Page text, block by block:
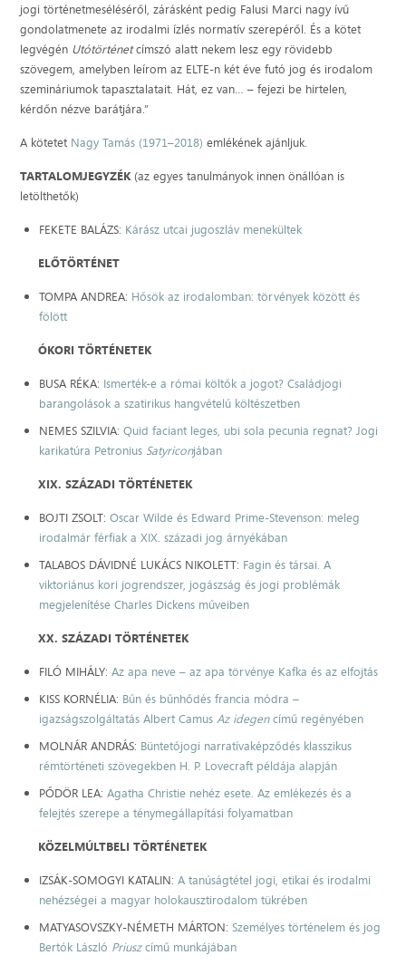
jogi történetmeséléséről, zárásként pedig Falusi Marci nagy ívű
gondolatmenete az irodalmi ízlés normatív szerepéről. És a kötet
legvégén Utótörténetcímszó alatt nekem lesz egy rövidebb
szövegem, amelyben leírom az ELTE-n két éve futó jog és irodalom
szemináriumok tapasztalatait. Hát, ez van… – fejezi be hirtelen,
kérdőn nézve barátjára.”
A kötetet Nagy Tamás (1971–2018) emlékének ajánljuk.
TARTALOMJEGYZÉK (az egyes tanulmányok innen önállóan is
letölthetők)
FEKETE BALÁZS: Kárász utcai jugoszláv menekültek
ELŐTÖRTÉNET
TOMPA ANDREA: Hősök az irodalomban: törvények között és
fölött
ÓKORI TÖRTÉNETEK
BUSA RÉKA: Ismerték-e a római költők a jogot? Családjogi
barangolások a szatirikus hangvételű költészetben
NEMES SZILVIA: Quid faciant leges, ubi sola pecunia regnat? Jogi
karikatúra Petronius Satyriconjában
XIX. SZÁZADI TÖRTÉNETEK
BOJTI ZSOLT: Oscar Wilde és Edward Prime-Stevenson: meleg
irodalmár férfiak a XIX. századi jog árnyékában
TALABOS DÁVIDNÉ LUKÁCS NIKOLETT: Fagin és társai. A
viktoriánus kori jogrendszer, jogászság és jogi problémák
megjelenítése Charles Dickens műveiben
XX. SZÁZADI TÖRTÉNETEK
FILÓ MIHÁLY: Az apa neve – az apa törvénye Kafka és az elfojtás
KISS KORNÉLIA: Bűn és bűnhődés francia módra –
igazságszolgáltatás Albert Camus Az idegencímű regényében
MOLNÁR ANDRÁS: Büntetőjogi narratívaképződés klasszikus
rémtörténeti szövegekben H. P. Lovecraft példája alapján
PŐDÖR LEA: Agatha Christie nehéz esete. Az emlékezés és a
felejtés szerepe a ténymegállapítási folyamatban
KÖZELMÚLTBELI TÖRTÉNETEK
IZSÁK-SOMOGYI KATALIN: A tanúságtétel jogi, etikai és irodalmi
nehézségei a magyar holokausztirodalom tükrében
MATYASOVSZKY-NÉMETH MÁRTON: Személyes történelem és jog
Bertók László Priuszcímű munkájában